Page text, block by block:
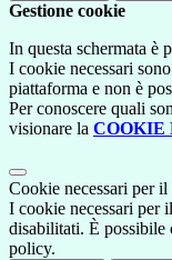
Gestione cookie
In questa schermata è
I cookie necessari
piattaforma e non è
Per conoscere quali
visionare la COOKIE
Cookie necessari per
I cookie necessari per
disabilitati. È possibile
policy.